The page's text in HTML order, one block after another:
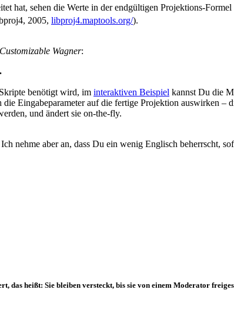
hat, sehen die Werte in der endgültigen Projektions-
2005, libproj4.maptools.org/).
Customizable Wagner:
benötigt wird, im interaktiven Beispiel kannst Du die
Eingabeparameter auf die fertige Projektion auswirken
und ändert sie on-the-fly.
nehme aber an, dass Du ein wenig Englisch beherrscht,
das heißt: Sie bleiben versteckt, bis sie von einem Moderator